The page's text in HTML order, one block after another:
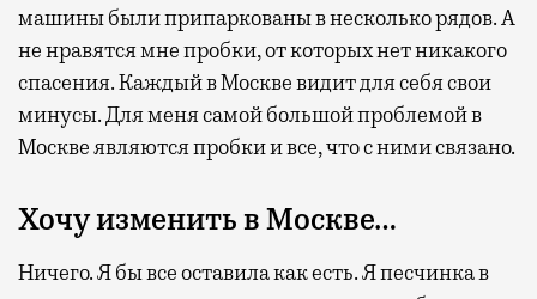
машины были припаркованы в несколько рядов. А
не нравятся мне пробки, от которых нет никакого
спасения. Каждый в Москве видит для себя свои
минусы. Для меня самой большой проблемой в
Москве являются пробки и все, что с ними связано.
Хочу изменить в Москве…
Ничего. Я бы все оставила как есть. Я песчинка в